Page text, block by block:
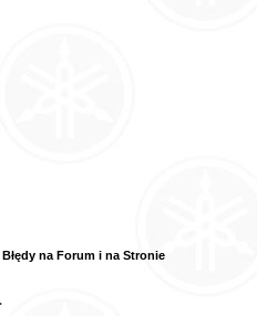
Błędy na Forum i na Stronie